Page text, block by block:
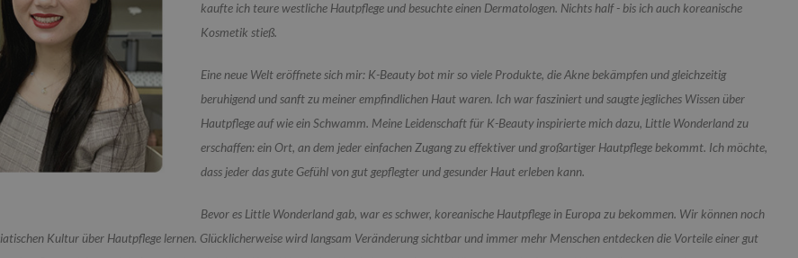
kaufte ich teure westliche Hautpflege und besuchte einen Dermatologen. Nichts half - bis ich auch koreanische
Kosmetik stieß.
Eine neue Welt eröffnete sich mir: K-Beauty bot mir so viele Produkte, die Akne bekämpfen und gleichzeitig
beruhigend und sanft zu meiner empfindlichen Haut waren. Ich war fasziniert und saugte jegliches Wissen über
Hautpflege auf wie ein Schwamm. Meine Leidenschaft für K-Beauty inspirierte mich dazu, Little Wonderland zu
erschaffen: ein Ort, an dem jeder einfachen Zugang zu effektiver und großartiger Hautpflege bekommt. Ich möchte,
dass jeder das gute Gefühl von gut gepflegter und gesunder Haut erleben kann.
Bevor es Little Wonderland gab, war es schwer, koreanische Hautpflege in Europa zu bekommen. Wir können noch
Kultur über Hautpflege lernen. Glücklicherweise wird langsam Veränderung sichtbar und immer mehr Menschen entdecken die Vorteile einer gut